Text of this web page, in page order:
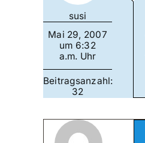
susi
Mai 29, 2007
um 6:32
a.m. Uhr
Beitragsanzahl:
32